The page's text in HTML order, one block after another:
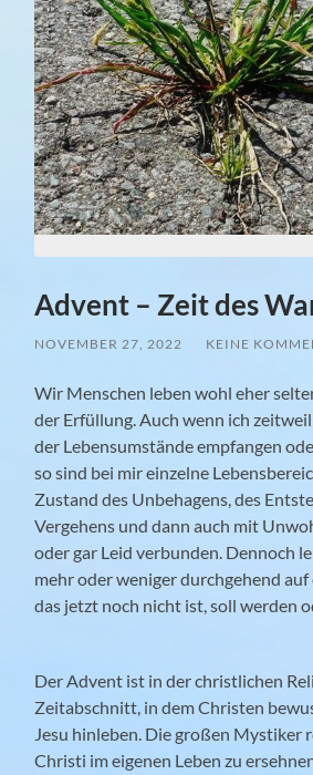
Advent – Zeit des
NOVEMBER 27, 2022 / KEINE
Wir Menschen leben wohl eher
der Erfüllung. Auch wenn ich
der Lebensumstände empfangen
so sind bei mir einzelne
Zustand des Unbehagens, des
Vergehens und dann auch mit
oder gar Leid verbunden. Dennoch
mehr oder weniger durchgehend auf
das jetzt noch nicht ist, soll werden
Der Advent ist in der christlichen
Zeitabschnitt, in dem Christen
Jesu hinleben. Die großen Mystiker
Christi im eigenen Leben zu